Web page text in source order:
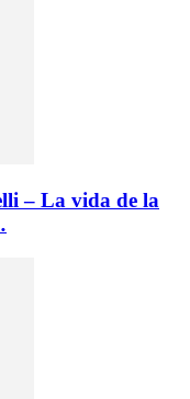
– La vida de la